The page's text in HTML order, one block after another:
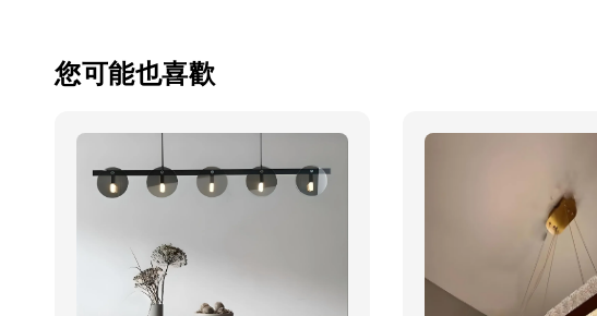
您可能也喜歡